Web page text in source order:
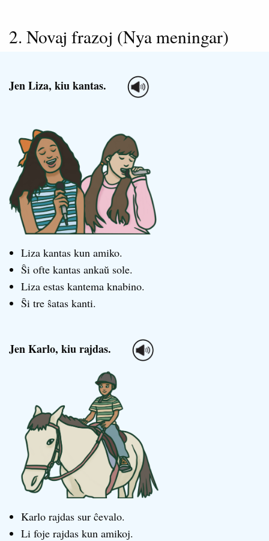
2. Novaj frazoj (Nya meningar)
Jen Liza, kiu kantas.
Liza kantas kun amiko.
Ŝi ofte kantas ankaŭ sole.
Liza estas kantema knabino.
Ŝi tre ŝatas kanti.
Jen Karlo, kiu rajdas.
Karlo rajdas sur ĉevalo.
Li foje rajdas kun amikoj.